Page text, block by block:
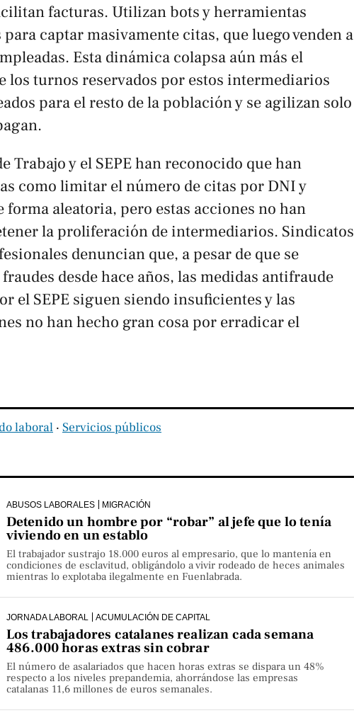
facturas. Utilizan bots y herramientas
captar masivamente citas, que luego venden a
Esta dinámica colapsa aún más el
los turnos reservados por estos intermediarios
para el resto de la población y se agilizan solo
Trabajo y el SEPE han reconocido que han
como limitar el número de citas por DNI y
forma aleatoria, pero estas acciones no han
la proliferación de intermediarios. Sindicatos
denuncian que, a pesar de que se
desde hace años, las medidas antifraude
el SEPE siguen siendo insuficientes y las
no han hecho gran cosa por erradicar el
laboral ‧ Servicios públicos
ABUSOS LABORALES MIGRACIÓN
Detenido un hombre por “robar” al jefe que lo tenía
viviendo en un establo
El trabajador sustrajo 18.000 euros al empresario, que lo mantenía en
condiciones de esclavitud, obligándolo a vivir rodeado de heces animales
mientras lo explotaba ilegalmente en Fuenlabrada.
JORNADA LABORAL ACUMULACIÓN DE CAPITAL
Los trabajadores catalanes realizan cada semana
486.000 horas extras sin cobrar
El número de asalariados que hacen horas extras se dispara un 48%
respecto a los niveles prepandemia, ahorrándose las empresas
catalanas 11,6 millones de euros semanales.